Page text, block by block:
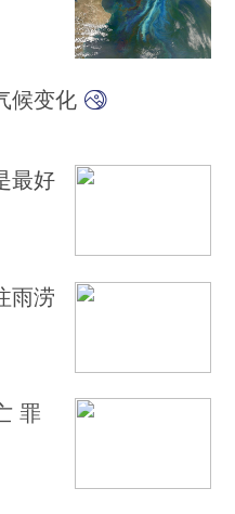
候变化
最好
雨涝
罪